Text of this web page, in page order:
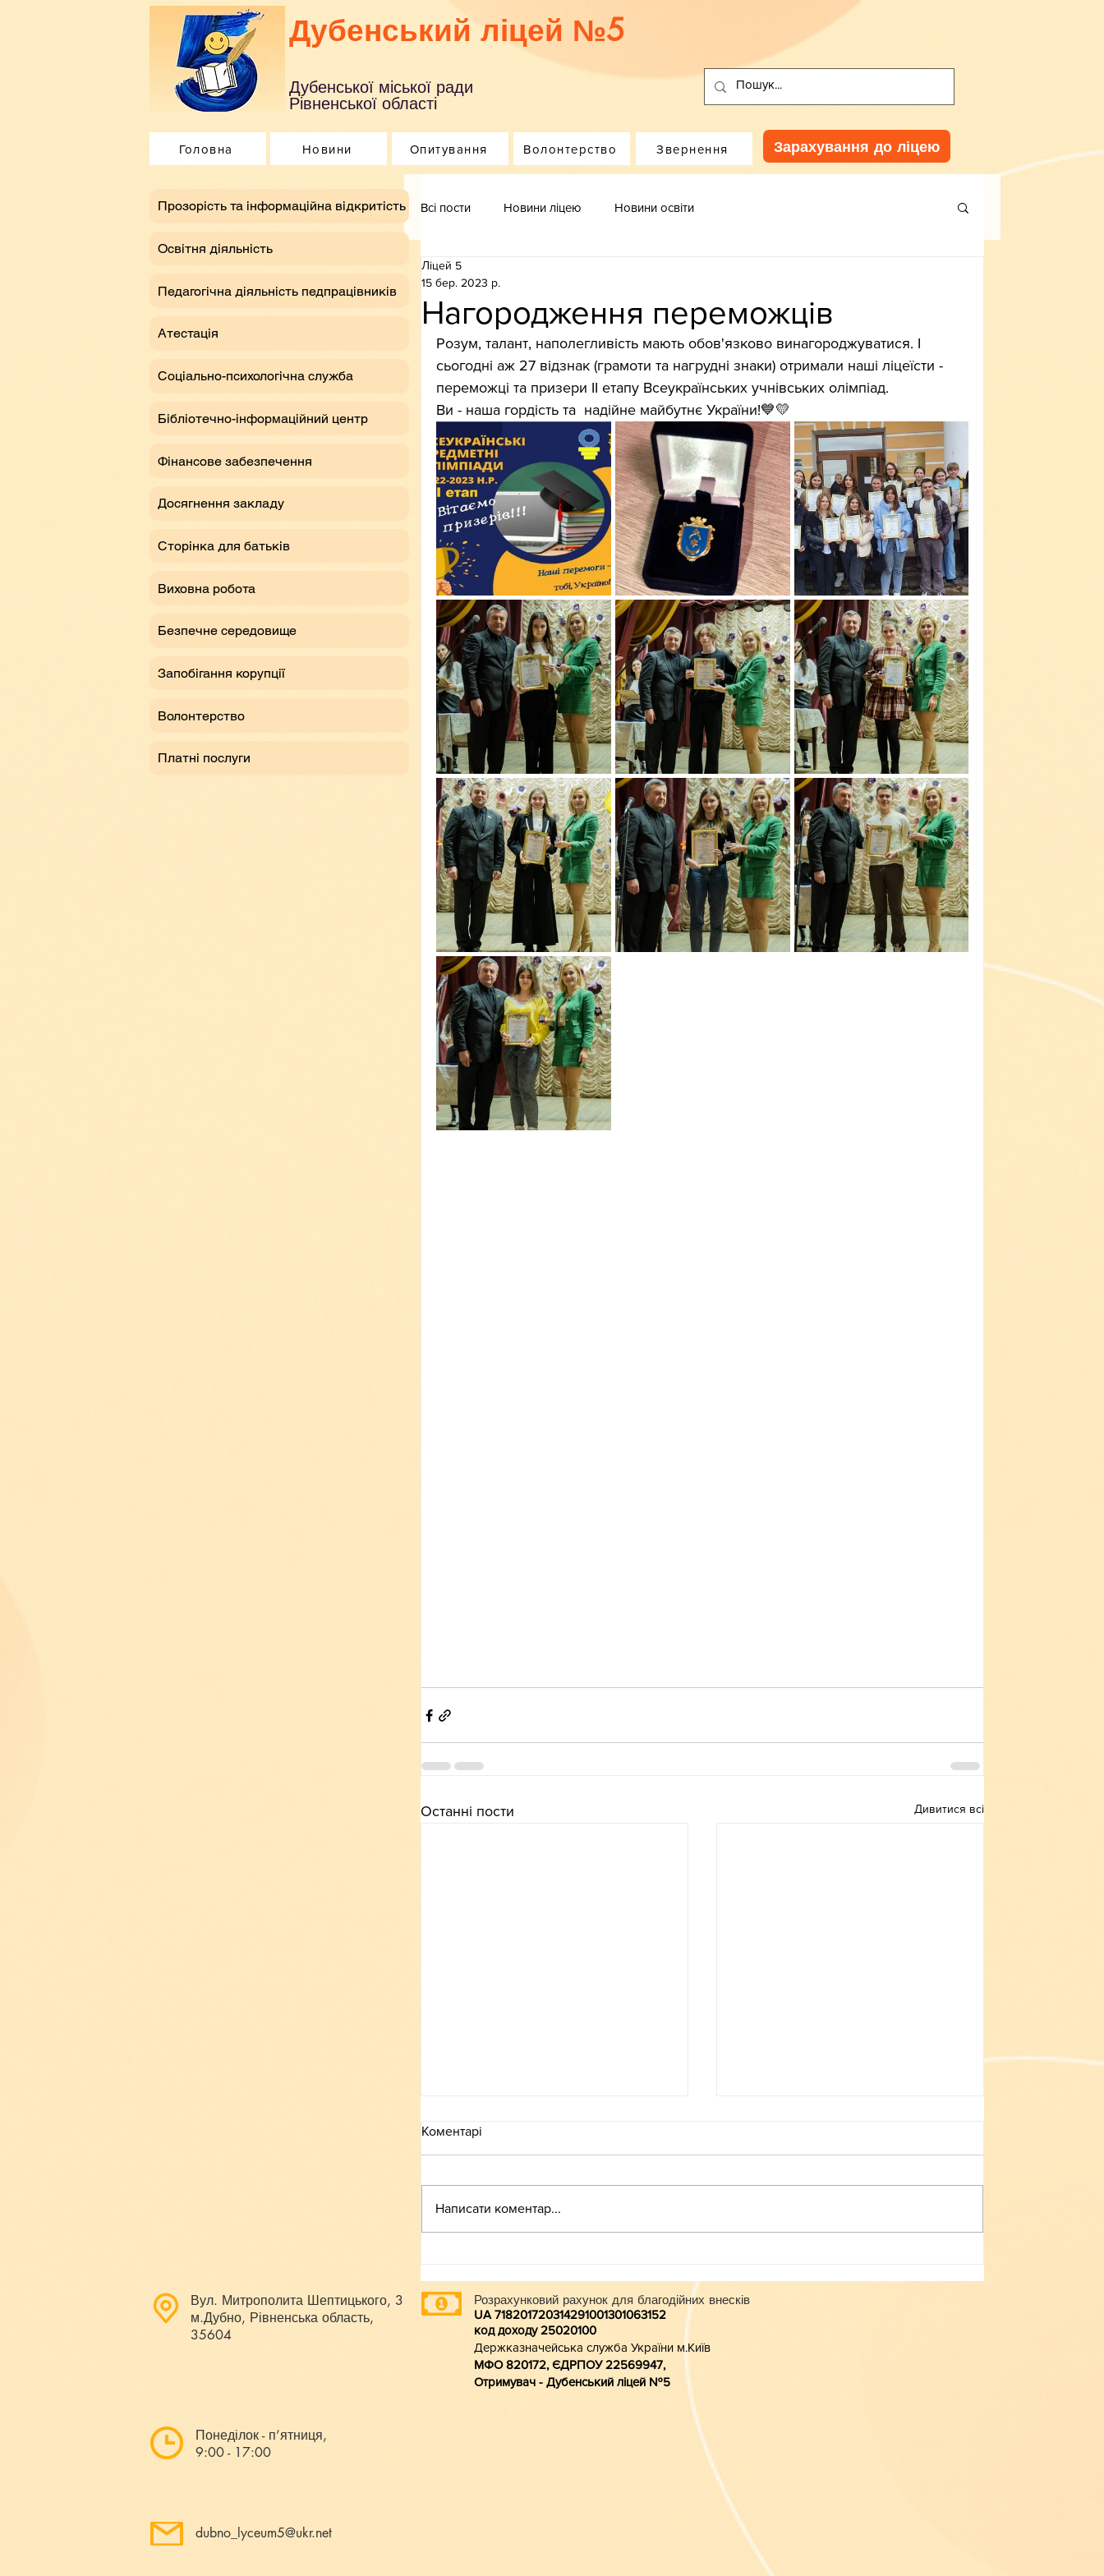
Дубенський ліцей №5
Дубенської міської ради
Рівненської області
Головна Новини Опитування Волонтерство Звернення Зарахування до ліцею
Всі пости Новини ліцею Новини освіти
Нагородження переможців
Ліцей 5
15 бер. 2023 р.
Розум, талант, наполегливість мають обов'язково винагороджуватися. І
сьогодні аж 27 відзнак (грамоти та нагрудні знаки) отримали наші ліцеїсти -
переможці та призери ІІ етапу Всеукраїнських учнівських олімпіад.
Ви - наша гордість та  надійне майбутнє України!💙💛
Останні пости Дивитися всі
Небезпека зачепінгу
Коментарі
Написати коментар...
​Прозорість та інформаційна відкритість
Освітня діяльність
Педагогічна діяльність педпрацівників
Атестація
Соціально-психологічна служба
Бібліотечно-інформаційний центр
Фінансове забезпечення
Досягнення закладу
Сторінка для батьків
Виховна робота
Безпечне середовище
Запобігання корупції
Волонтерство
Платні послуги
Вул. Митрополита Шептицького, 3
м.Дубно, Рівненська область,
35604
Понеділок - п’ятниця,
9:00 - 17:00
Розрахунковий рахунок для благодійних внесків
UA 718201720314291001301063152
код доходу 25020100
Держказначейська служба України м.Київ
МФО 820172, ЄДРПОУ 22569947,
Отримувач - Дубенський ліцей №5
dubno_lyceum5@ukr.net